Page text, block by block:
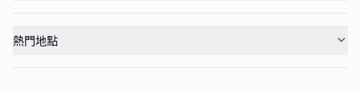
熱門地點